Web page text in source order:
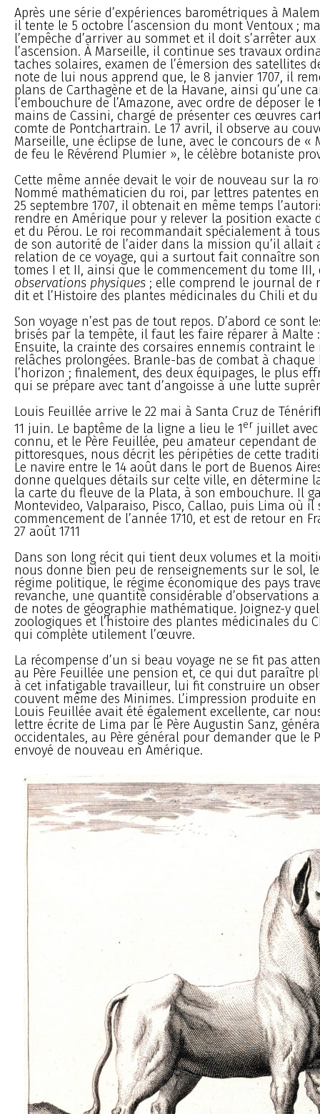
Après une série d’expériences barométriques à
il tente le 5 octobre l’ascension du mont Ventoux ;
l’empêche d’arriver au sommet et il doit s’arrêter
l’ascension. À Marseille, il continue ses travaux
taches solaires, examen de l’émersion des satellites
note de lui nous apprend que, le 8 janvier 1707, il
plans de Carthagène et de la Havane, ainsi qu’une
l’embouchure de l’Amazone, avec ordre de déposer
mains de Cassini, chargé de présenter ces œuvres
comte de Pontchartrain. Le 17 avril, il observe au
Marseille, une éclipse de lune, avec le concours de «
de feu le Révérend Plumier », le célèbre botaniste
Cette même année devait le voir de nouveau sur la
Nommé mathématicien du roi, par lettres patentes
25 septembre 1707, il obtenait en même temps
rendre en Amérique pour y relever la position exacte
et du Pérou. Le roi recommandait spécialement à
de son autorité de l’aider dans la mission qu’il allait
relation de ce voyage, qui a surtout fait connaître
tomes I et II, ainsi que le commencement du tome
observations physiques ; elle comprend le journal de
dit et l’Histoire des plantes médicinales du Chili et du
Son voyage n’est pas de tout repos. D’abord ce sont
brisés par la tempête, il faut les faire réparer à Malte
Ensuite, la crainte des corsaires ennemis contraint le
relâches prolongées. Branle-bas de combat à
l’horizon ; finalement, des deux équipages, le plus
qui se prépare avec tant d’angoisse à une lutte
Louis Feuillée arrive le 22 mai à Santa Cruz de
11 juin. Le baptême de la ligne a lieu le 1er juillet
connu, et le Père Feuillée, peu amateur cependant
pittoresques, nous décrit les péripéties de cette
Le navire entre le 14 août dans le port de Buenos
donne quelques détails sur celte ville, en détermine
la carte du fleuve de la Plata, à son embouchure. Il
Montevideo, Valparaiso, Pisco, Callao, puis Lima où il
commencement de l’année 1710, et est de retour en
27 août 1711
Dans son long récit qui tient deux volumes et la
nous donne bien peu de renseignements sur le sol,
régime politique, le régime économique des pays
revanche, une quantité considérable d’observations
de notes de géographie mathématique. Joignez-y
zoologiques et l’histoire des plantes médicinales du
qui complète utilement l’œuvre.
La récompense d’un si beau voyage ne se fit pas
au Père Feuillée une pension et, ce qui dut paraître
à cet infatigable travailleur, lui fit construire un
couvent même des Minimes. L’impression produite
Louis Feuillée avait été également excellente, car
lettre écrite de Lima par le Père Augustin Sanz,
occidentales, au Père général pour demander que le
envoyé de nouveau en Amérique.